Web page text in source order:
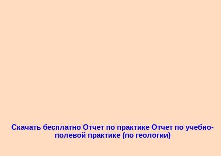
Скачать бесплатно Отчет по практике Отчет по учебно-
полевой практике (по геологии)